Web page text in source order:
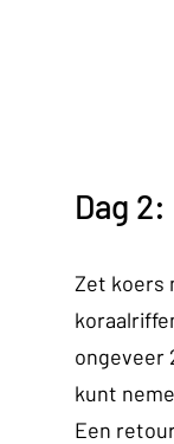
Dag
Zet koers
ongeveer
kunt
Een